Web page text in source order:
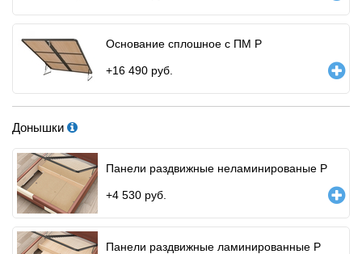
Основание сплошное с ПМ Р
+16 490 руб.
Донышки
Панели раздвижные неламинированые Р
+4 530 руб.
Панели раздвижные ламинированные Р